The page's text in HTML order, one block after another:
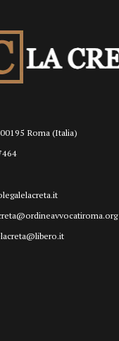
Roma (Italia)